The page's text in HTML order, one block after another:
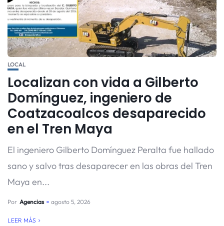
LOCAL
Localizan con vida a Gilberto
Domínguez, ingeniero de
Coatzacoalcos desaparecido
en el Tren Maya
El ingeniero Gilberto Domínguez Peralta fue hallado
sano y salvo tras desaparecer en las obras del Tren
Maya en...
Por Agencias agosto 5, 2026
LEER MÁS